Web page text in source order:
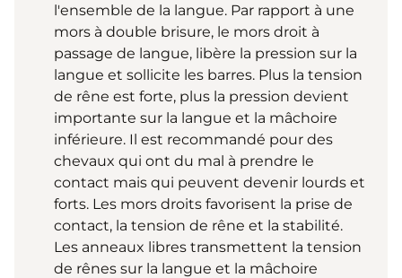
l'ensemble de la langue. Par rapport à une
mors à double brisure, le mors droit à
passage de langue, libère la pression sur la
langue et sollicite les barres. Plus la tension
de rêne est forte, plus la pression devient
importante sur la langue et la mâchoire
inférieure. Il est recommandé pour des
chevaux qui ont du mal à prendre le
contact mais qui peuvent devenir lourds et
forts. Les mors droits favorisent la prise de
contact, la tension de rêne et la stabilité.
Les anneaux libres transmettent la tension
de rênes sur la langue et la mâchoire